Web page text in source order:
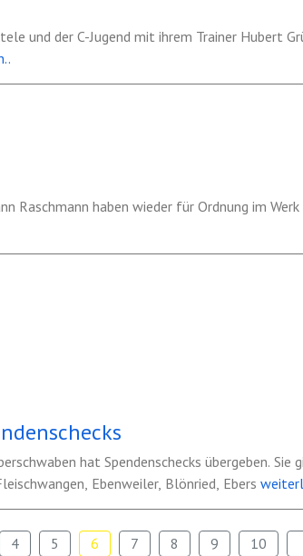
und der C-Jugend mit ihrem Trainer Hubert
Raschmann haben wieder für Ordnung im
hat Spendenschecks übergeben. Sie
Ebenweiler, Blönried, Ebers
4 5 6 7 8 9 10